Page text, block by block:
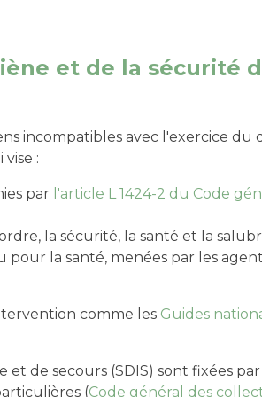
et de la sécurité
incompatibles avec l'exercice du
:
par 'article L 1424-2 du Code
la sécurité, la santé et la
la santé, menées par les
comme les Guides
de secours (SDIS) sont fixées
(Code général des